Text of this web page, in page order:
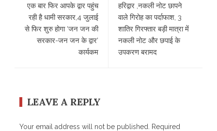
एक बार फिर आपके द्वार पहुंच
रही है धामी सरकार,4 जुलाई
से फिर शुरु होगा ‘जन जन की
सरकार-जन जन के द्वार’
कार्यकम
हरिद्वार ,नकली नोट छापने
वाले गिरोह का पर्दाफाश, 3
शातिर गिरफ्तार बड़ी मात्रा में
नकली नोट और छपाई के
उपकरण बरामद
LEAVE A REPLY
Your email address will not be published.
Required